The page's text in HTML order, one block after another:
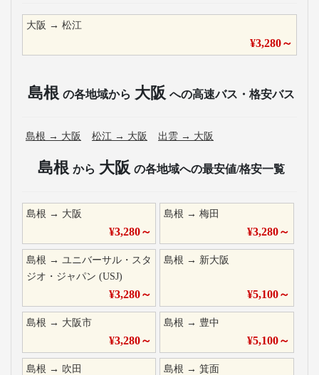
大阪 → 松江
¥3,280～
島根 の各地域から 大阪 への高速バス・格安バス
島根 → 大阪 松江 → 大阪 出雲 → 大阪
島根 から 大阪 の各地域への最安値/格安一覧
島根 → 大阪
¥3,280～
島根 →梅田
¥3,280～
島根 → ユニバーサル・スタ
ジオ・ジャパン (USJ)
¥3,280～
島根 → 新大阪
¥5,100～
島根 → 大阪市
¥3,280～
島根 → 豊中
¥5,100～
島根 → 吹田 島根 →箕面